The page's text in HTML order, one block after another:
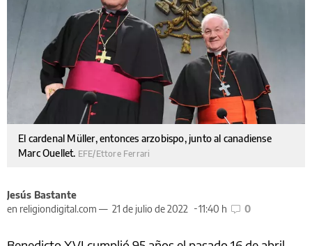
El cardenal Müller, entonces arzobispo, junto al canadiense
Marc Ouellet. EFE/Ettore Ferrari
Jesús Bastante
en religiondigital.com — 21 de julio de 2022 11:40 h 0